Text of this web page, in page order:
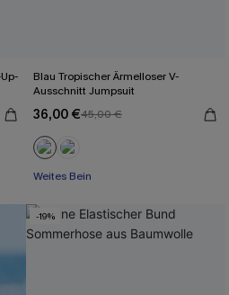
Blau Tropischer Ärmelloser V-
Ausschnitt Jumpsuit
36,00 €45,00 €
Mit Gratis-Maßband
Weites Bein
-19%